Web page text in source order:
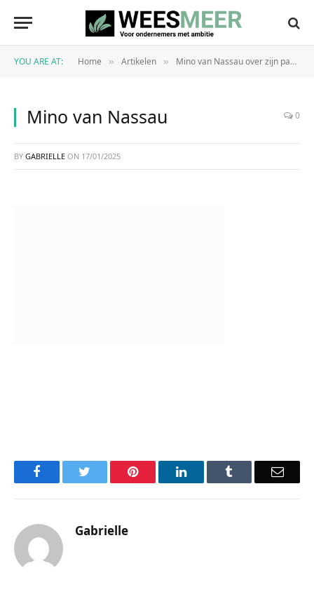
YOU ARE AT: Home » Artikelen » Mino van Nassau over zijn passie voor comedy en ondernemerschap: ‘Ik kan me niet voorstellen iets anders te doen dan dit’
Mino van Nassau 0
BY GABRIELLE ON 17/01/2025
Facebook Pinterest LinkedIn Email
Gabrielle